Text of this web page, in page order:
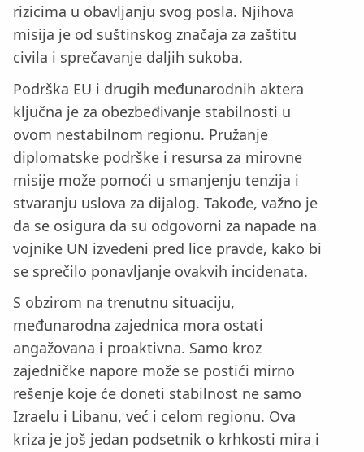
rizicima u obavljanju svog posla. Njihova
misija je od suštinskog značaja za zaštitu
civila i sprečavanje daljih sukoba.
Podrška EU i drugih međunarodnih aktera
ključna je za obezbeđivanje stabilnosti u
ovom nestabilnom regionu. Pružanje
diplomatske podrške i resursa za mirovne
misije može pomoći u smanjenju tenzija i
stvaranju uslova za dijalog. Takođe, važno je
da se osigura da su odgovorni za napade na
vojnike UN izvedeni pred lice pravde, kako bi
se sprečilo ponavljanje ovakvih incidenata.
S obzirom na trenutnu situaciju,
međunarodna zajednica mora ostati
angažovana i proaktivna. Samo kroz
zajedničke napore može se postići mirno
rešenje koje će doneti stabilnost ne samo
Izraelu i Libanu, već i celom regionu. Ova
kriza je još jedan podsetnik o krhkosti mira i